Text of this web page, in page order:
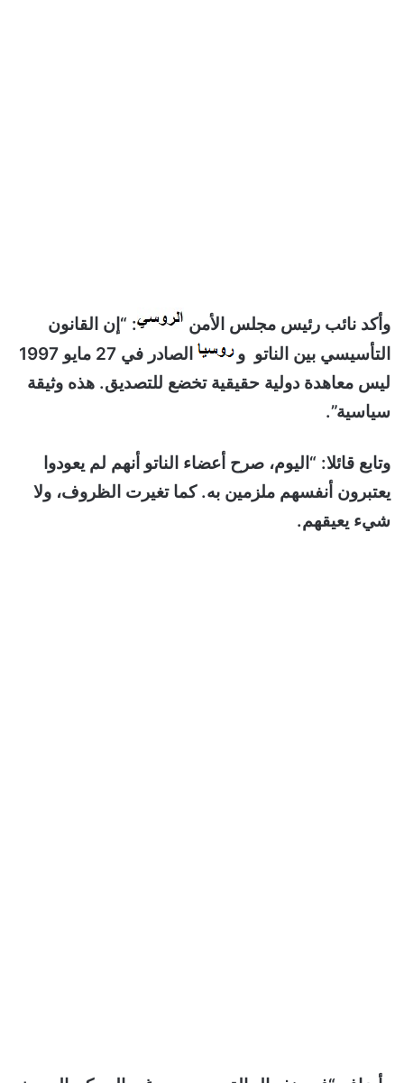
وأكد نائب رئيس مجلس الأمن
: “إن القانون
التأسيسي بين الناتو و
الصادر في 27 مايو 1997
ليس معاهدة دولية حقيقية تخضع للتصديق. هذه وثيقة
سياسية”.
وتابع قائلا: “اليوم، صرح أعضاء الناتو أنهم لم يعودوا
يعتبرون أنفسهم ملزمين به. كما تغيرت الظروف، ولا
شيء يعيقهم.